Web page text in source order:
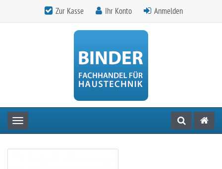
Zur Kasse Ihr Konto Anmelden
Toggle navigation